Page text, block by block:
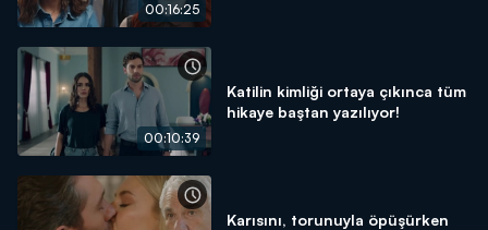
00:16:25
00:10:39
Katilin kimliği ortaya çıkınca tüm
hikaye baştan yazılıyor!
Karısını, torunuyla öpüşürken